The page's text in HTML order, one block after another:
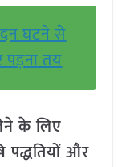
घटने से
पड़ना तय
के लिए
और